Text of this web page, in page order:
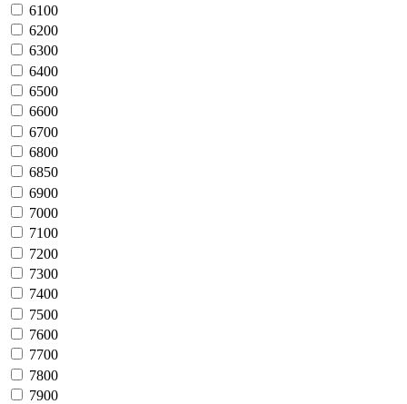
6100
6200
6300
6400
6500
6600
6700
6800
6850
6900
7000
7100
7200
7300
7400
7500
7600
7700
7800
7900